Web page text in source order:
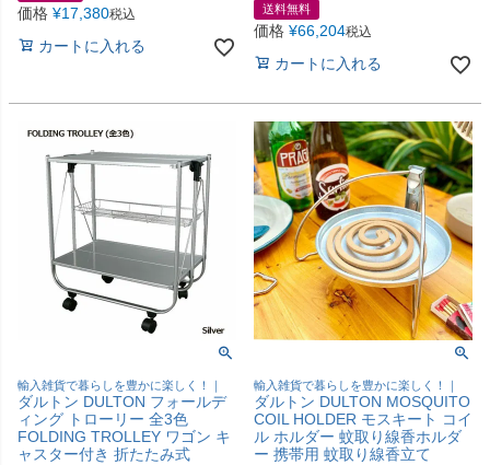
価格 ¥17,380税込
カートに入れる
送料無料
価格 ¥66,204税込
カートに入れる
輸入雑貨で暮らしを豊かに楽しく！｜
ダルトン DULTON フォールデ
ィング トローリー 全3色
FOLDING TROLLEY ワゴン キ
ャスター付き 折たたみ式
輸入雑貨で暮らしを豊かに楽しく！｜
ダルトン DULTON MOSQUITO
COIL HOLDER モスキート コイ
ル ホルダー 蚊取り線香ホルダ
ー 携帯用 蚊取り線香立て